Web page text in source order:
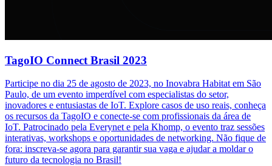
TagoIO Connect Brasil 2023
Participe no dia 25 de agosto de 2023, no Inovabra Habitat em São
Paulo, de um evento imperdível com especialistas do setor,
inovadores e entusiastas de IoT. Explore casos de uso reais, conheça
os recursos da TagoIO e conecte-se com profissionais da área de
IoT. Patrocinado pela Everynet e pela Khomp, o evento traz sessões
interativas, workshops e oportunidades de networking. Não fique de
fora: inscreva-se agora para garantir sua vaga e ajudar a moldar o
futuro da tecnologia no Brasil!